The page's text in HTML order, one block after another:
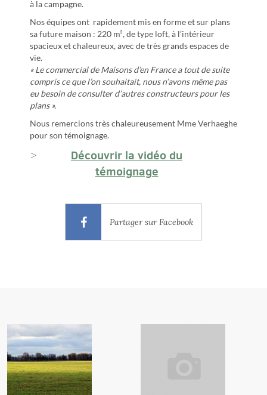
à la campagne.
Nos équipes ont rapidement mis en forme et sur plans
sa future maison : 220 m², de type loft, à l’intérieur
spacieux et chaleureux, avec de très grands espaces de
vie.
« Le commercial de Maisons d’en France a tout de suite
compris ce que l’on souhaitait, nous n’avons même pas
eu besoin de consulter d’autres constructeurs pour les
plans ».
Nous remercions très chaleureusement Mme Verhaeghe
pour son témoignage.
Découvrir la vidéo du
témoignage
Partager sur Facebook